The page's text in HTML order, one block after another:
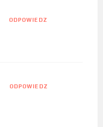
ODPOWIEDZ
ODPOWIEDZ